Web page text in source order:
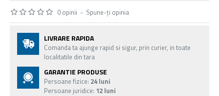
0 opinii - Spune-ţi opinia
LIVRARE RAPIDA
Comanda ta ajunge rapid si sigur, prin curier, in toate
localitatile din tara
GARANTIE PRODUSE
Persoane fizice: 24 luni
Persoane juridice: 12 luni